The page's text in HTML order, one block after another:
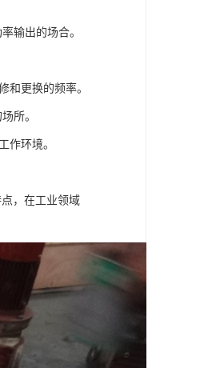
输出的场合。
和更换的频率。
所。
作环境。
，在工业领域